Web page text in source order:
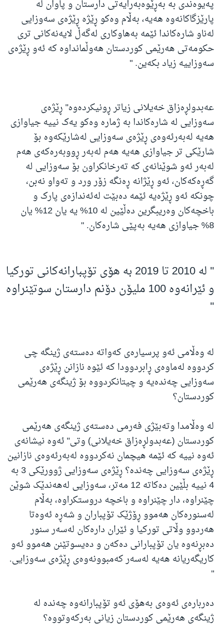
پەیوەندی بە بەڕێوەبەرایەتی دارستان و پاوان لە
پارێزگاکانەوە هەیه،‌ بەڵام وەکو ڕێژە ڕێژەی سەوزایی
لەناو شارەکاندا ئێمە بەهاوکاری لەگەڵ لایەنەکانی تری
حکومەتی هەرێمی کوردستان هەوڵمانداوە کە ئەو ڕێژەی
سەوزاییە زیاد بکەین. "
عەبدولڕەزاق خەیلانی زیاتر ڕونیکردەوە" ڕێژەی
سەوزایی لە شارەکاندا بە ژمارە وەکو یەک نییە جیاوازی
هەیە لەبەرئەوەی ڕێژەی سەوزایی لەشارێکەوە بۆ
شارێکی تر جیاوازی هەیە هەم لەبەر ڕووبەرەکەی هەم
لەبەر ئەو شوێنانەی کە تەرخانکراون بۆ سەوزایی لە
گەڕەکەکان، ئەو ڕێژانە ڕەنگە زۆر ورد و تەواو نەبن،
چونکە ئەو ڕێژەیە ئێمە دەبێت لەئەندازەی پارک و
باخچەکان وەریبگرین دەڵێین لە 10% یە یان 12% یان
8% جیاوازی هەیە بەپێی شارەکان. "
" لە 2010 تا 2019 بە هۆی تۆپبارانەکانی تورکیا
و ئێرانەوە 100 ملیۆن دۆنم دارستان سوتێنراوە
"
لە وەڵامی ئەو پرسیارەی کەواتە دەستەی ژینگە چی
کردووە لەماوەی ڕابردوودا کە ئێوە نازانن ڕێژەی
سەوزایی چەندەیە و چیتانکردووە بۆ ژینگەی هەرێمی
کوردستان؟
لە وەڵامدا وتەبێژی فەرمی دەستەی ژینگەی هەرێمی
کوردستان (عەبدولڕەزاق خەیلانی) وتی" ئەوە نیشانەی
ئەوە نییە کە ئێمە هیچمان نەکردووە لەبەرئەوەی نازانین
ڕێژەی سەوزایی چەندە؟ ڕێژەی سەوزایی ژوورێکی 3 بە
4 نییە بڵێین دەکاتە 12 مەتر، سەوزایی لەهەندێک شوێن
چێنراوە، دار چێنراوە و باخچە دروستکراوە، بەڵام
لەسنورەکان هەموو ڕۆژێک تۆپباران و شەڕە ئەوەتا
هەردوو وڵاتی تورکیا و ئێران دارەکان لەسەر سنور
دەبڕنەوە یان تۆپبارانی دەکەن و دەیسوتێنن هەموو ئەو
کاریگەریانە هەیە لەسەر کەمبوونەوەی ڕێژەی سەوزایی.
"
دەربارەی ئەوەی بەهۆی ئەو تۆپبارانەوە چەندە لە
ژینگەی هەرێمی کوردستان زیانی بەرکەوتووە؟